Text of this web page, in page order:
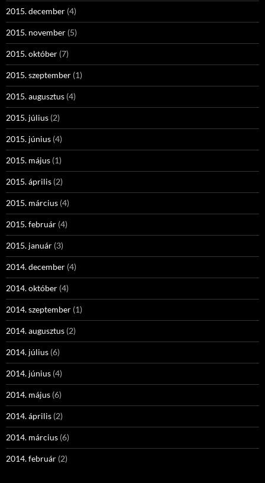
2015. december (4)
2015. november (5)
2015. október (7)
2015. szeptember (1)
2015. augusztus (4)
2015. július (2)
2015. június (4)
2015. május (1)
2015. április (2)
2015. március (4)
2015. február (4)
2015. január (3)
2014. december (4)
2014. október (4)
2014. szeptember (1)
2014. augusztus (2)
2014. július (6)
2014. június (4)
2014. május (6)
2014. április (2)
2014. március (6)
2014. február (2)